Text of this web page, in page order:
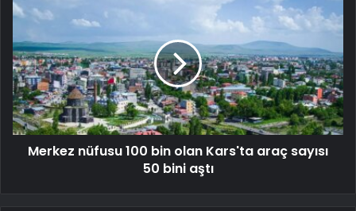
Merkez nüfusu 100 bin olan Kars'ta araç sayısı
50 bini aştı